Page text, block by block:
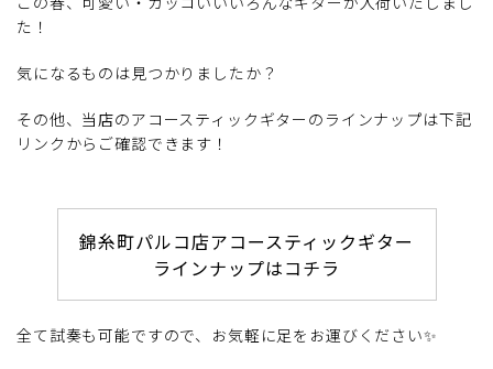
た！
気になるものは見つかりましたか？
その他、当店のアコースティックギターのラインナップは下記
リンクからご確認できます！
錦糸町パルコ店アコースティックギター
ラインナップはコチラ
全て試奏も可能ですので、お気軽に足をお運びください✨